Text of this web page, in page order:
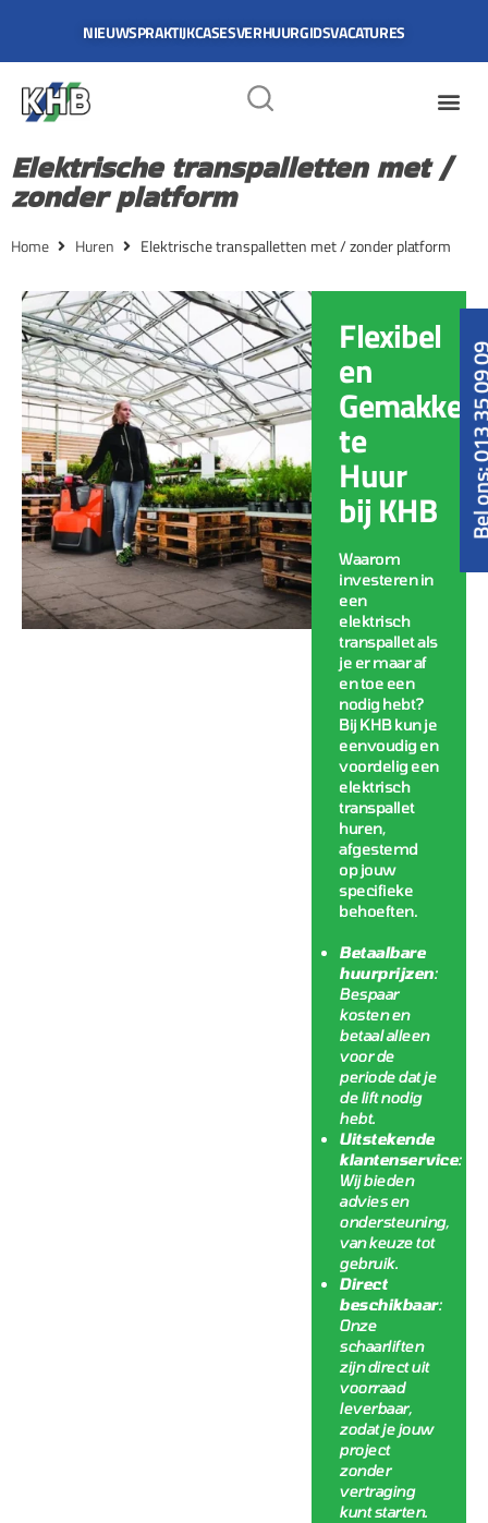
Bel
NIEUWSPRAKTIJKCASESVERHUURGIDSVACATURES
Elektrische transpalletten met /
zonder platform
Home Huren Elektrische transpalletten met / zonder platform
Flexibel
en
te
Huur
bij KHB
Waarom
investeren in
een
elektrisch
transpallet als
je er maar af
en toe een
nodig hebt?
Bij KHB kun je
eenvoudig en
voordelig een
elektrisch
transpallet
huren,
afgestemd
op jouw
specifieke
behoeften.
Betaalbare
huurprijzen:
Bespaar
kosten en
betaal alleen
voor de
periode dat je
de lift nodig
hebt.
Uitstekende
klantenservice:
Wij bieden
advies en
ondersteuning,
van keuze tot
gebruik.
Direct
beschikbaar:
Onze
schaarliften
zijn direct uit
voorraad
leverbaar,
zodat je jouw
project
zonder
vertraging
kunt starten.